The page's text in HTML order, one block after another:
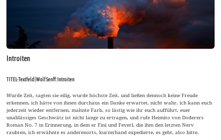
Introiten
TITEL-Textfeld | Wolf Senff: Introiten
Wurde Zeit, sagten sie eilig, wurde höchste Zeit, und ließen dennoch keine Freude
erkennen, ich hätte von ihnen durchaus ein Danke erwartet, nicht wahr, ich kann euch
jederzeit wieder entfernen, mahnte Farb, so lästig wie ihr euch aufführt, euer
unablässiges Geschwätz ist nicht lange zu ertragen, und rufe Heimito von Doderers
Roman No. 7 in Erinnerung, in dem er Fini und Feverl, die ihm den letzten Nerv
raubten, ich erwähnte es anderenorts, kurzerhand expedierte, es geht, also bitte.